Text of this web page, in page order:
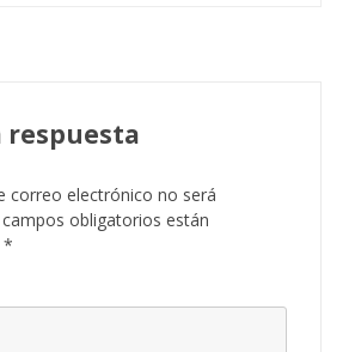
respuesta
correo electrónico no será
obligatorios están
*